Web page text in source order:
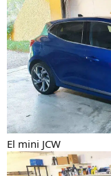
El mini JCW